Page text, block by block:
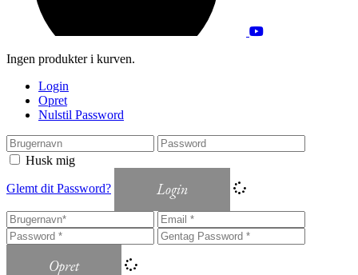
Ingen produkter i kurven.
Login
Opret
Nulstil Password
Husk mig
Glemt dit Password? Login
Opret